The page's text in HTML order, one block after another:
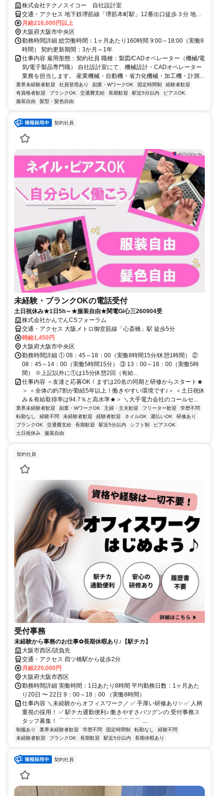
株式会社テクノスイコー 自社設計室
交通・アクセス 地下鉄堺筋線「堺筋本町駅」12番出口徒歩３分 地下
鉄御堂筋線「本町駅」1番出口徒歩７分
月給216,000円以上
大阪府大阪市中央区
勤務時間詳細 総労働時間：1ヶ月あたり160時間 9:00～18:00（実働8
時間） 契約更新期間：3か月～1年
仕事内容 雇用形態：契約社員 職種：製図/CADオペレーター（機械/電
気/電子製品専門職） 自社設計室にて、機械設計・CADオペレーター
業務を担当します。 産業機械・自動機・省力化機械・加工機・計測...
業界未経験者歓迎 社員登用あり 副業・WワークOK 固定時間制
経験者歓迎
有資格者歓迎
ブランクOK 交通費支給 長期歓迎 駅近5分以内
ピアスOK
服装自由
髪型・髪色自由
契約社員
未経験・ブランクOKの電話受付
土日祝休み★1日5h～★服装自由★関電G/心三260904受
株式会社かんでんCSフォーラム
交通・アクセス 大阪メトロ御堂筋線「心斎橋」駅 徒歩5分
時給1,450円
大阪府大阪市中央区
勤務時間詳細 ① 08：45～18：00（実働8時間15分/休憩1時間） ②
08：45～14：00（実働5時間15分） ③ 13：00～18：00（実働5時
間） ※上記以外に①は15分休憩2回（有給...
仕事内容 ＜友達と応募OK！まずは20名の同期と研修からスタート★
＞ ＜全体の約7割が勤続5年以上！働きやすい環境です♪＞ ＜土日祝休
み＆有給取得率は94.7％と高水準★＞ ＼大手電力会社のコールセ...
業界未経験者歓迎 副業・WワークOK 主婦・主夫歓迎 フリーター歓迎
学歴不問
転勤なし
経験不問 未経験者歓迎 経験者歓迎 ネイルOK 週払いOK
研修あり
ブランクOK
交通費支給 長期歓迎 駅近5分以内 シフト制
ピアスOK
土日祝休み
服装自由
契約社員
受付事務
未経験から事務のお仕事✿長期休暇あり♪【駅チカ】
大阪市西区/請負先
交通・アクセス 四ツ橋駅から徒歩2分
月給220,000円
大阪府大阪市西区
勤務時間詳細 実働時間：1日あたり8時間 平均勤務日数：1ヶ月あた
り20日 〜 22日 9：00～18：00 （実働8時間）
仕事内容 ＼未経験からオフィスワーク／ ✅ 手厚い研修あり✨ ✅ 人柄
重視の採用！ ✅ 駅チカ通勤便利♪ 働きやすさバツグンの 受付事務ス
タッフ募集！ ⌒⌒⌒⌒⌒⌒⌒⌒⌒⌒⌒⌒⌒⌒ ....
制服あり 業界未経験者歓迎 学歴不問 固定時間制 転勤なし
経験不問
未経験者歓迎
ブランクOK 長期歓迎 駅近5分以内 長期休暇あり
契約社員